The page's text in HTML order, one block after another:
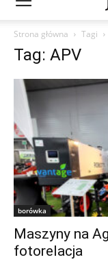
Strona główna Tagi
Tag: APV
borówka
Maszyny na
fotorelacja